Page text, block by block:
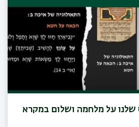
שלנו על מלחמה ושלום במקרא